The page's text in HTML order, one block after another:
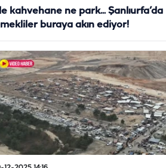
kahvehane ne park... Şanlıurfa’da
buraya akın ediyor!